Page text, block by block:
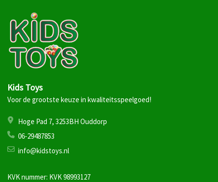
Kids Toys
Voor de grootste keuze in kwaliteitsspeelgoed!
Hoge Pad 7, 3253BH Ouddorp
06-29487853
info@kidstoys.nl
KVK nummer: KVK 98993127